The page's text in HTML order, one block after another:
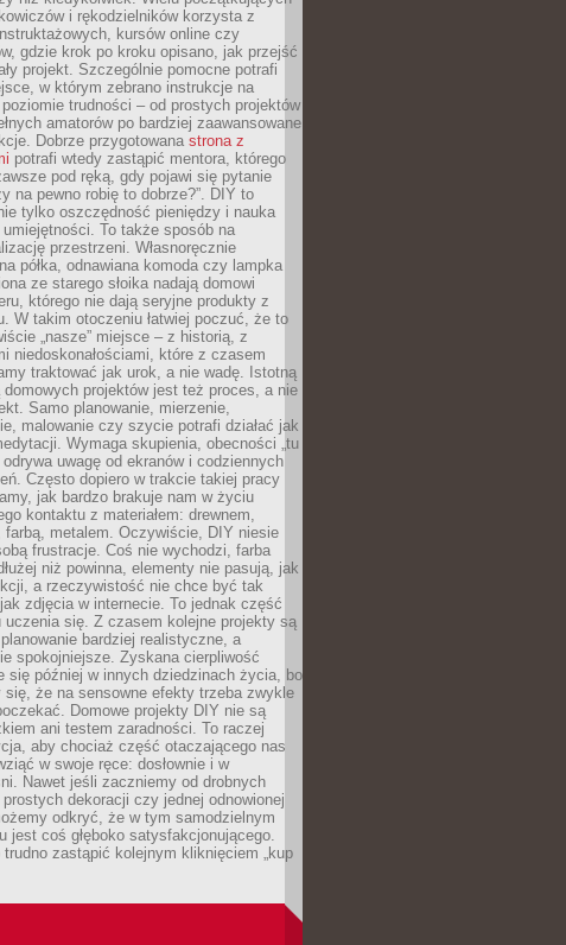
i rękodzielników korzysta z
kursów online czy
gdzie krok po kroku opisano, jak przejść
projekt. Szczególnie pomocne potrafi
w którym zebrano instrukcje na
trudności – od prostych projektów
amatorów po bardziej zaawansowane
Dobrze przygotowana strona z
potrafi wtedy zastąpić mentora, którego
pod ręką, gdy pojawi się pytanie
na pewno robię to dobrze?”. DIY to
tylko oszczędność pieniędzy i nauka
umiejętności. To także sposób na
przestrzeni. Własnoręcznie
półka, odnawiana komoda czy lampka
ze starego słoika nadają domowi
którego nie dają seryjne produkty z
W takim otoczeniu łatwiej poczuć, że to
„nasze” miejsce – z historią, z
niedoskonałościami, które z czasem
traktować jak urok, a nie wadę. Istotną
projektów jest też proces, a nie
Samo planowanie, mierzenie,
malowanie czy szycie potrafi działać jak
Wymaga skupienia, obecności „tu
odrywa uwagę od ekranów i codziennych
Często dopiero w trakcie takiej pracy
jak bardzo brakuje nam w życiu
kontaktu z materiałem: drewnem,
farbą, metalem. Oczywiście, DIY niesie
frustracje. Coś nie wychodzi, farba
niż powinna, elementy nie pasują, jak
a rzeczywistość nie chce być tak
zdjęcia w internecie. To jednak część
uczenia się. Z czasem kolejne projekty są
bardziej realistyczne, a
spokojniejsze. Zyskana cierpliwość
się później w innych dziedzinach życia, bo
się, że na sensowne efekty trzeba zwykle
Domowe projekty DIY nie są
ani testem zaradności. To raczej
aby chociaż część otaczającego nas
w swoje ręce: dosłownie i w
Nawet jeśli zaczniemy od drobnych
prostych dekoracji czy jednej odnowionej
odkryć, że w tym samodzielnym
jest coś głęboko satysfakcjonującego.
zastąpić kolejnym kliknięciem „kup